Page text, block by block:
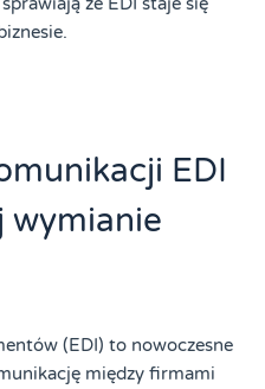
EDI
wymianie
(EDI) to nowoczesne
między firmami